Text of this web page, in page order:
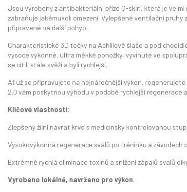
Jsou vyrobeny z antibakteriální příze Q-skin, která je
zabraňuje jakémukoli omezení. Vylepšené ventilační
připravené na další pohyb.
Charakteristické 3D tečky na Achillově šlaše a pod
vysoce výkonné, ultra měkké ponožky, vyvinuté ve
se cítili stále svěží a byli rychlejší.
Ať už se připravujete na nejnáročnější výkon,
2.0 vám poskytnou výhodu v podobě rychlejší regenerace
Klíčové vlastnosti:
Zlepšený žilní návrat krve s medicínsky kontrolovanou
Vysokovýkonná regenerace svalů po tréninku a závodech
Extrémně rychlá eliminace toxinů a snížení zápalů svalů
Vyrobeno lokálně, navrženo pro výkon.